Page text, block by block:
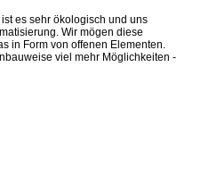
es sehr ökologisch und uns
Wir mögen diese
in Form von offenen Elementen.
viel mehr Möglichkeiten -